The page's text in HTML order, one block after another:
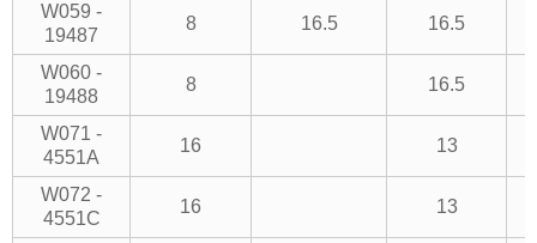
W059 -
19487
8 16.5 16.5
W060 -
19488
8 16.5
W071 -
4551A
16 13
W072 -
4551C
16 13